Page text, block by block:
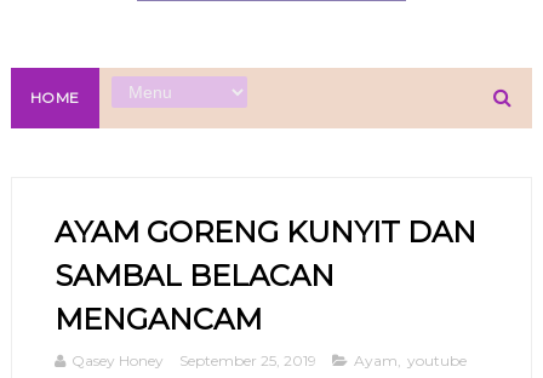
HOME
AYAM GORENG KUNYIT DAN
SAMBAL BELACAN
MENGANCAM
Qasey Honey September 25, 2019 Ayam youtube